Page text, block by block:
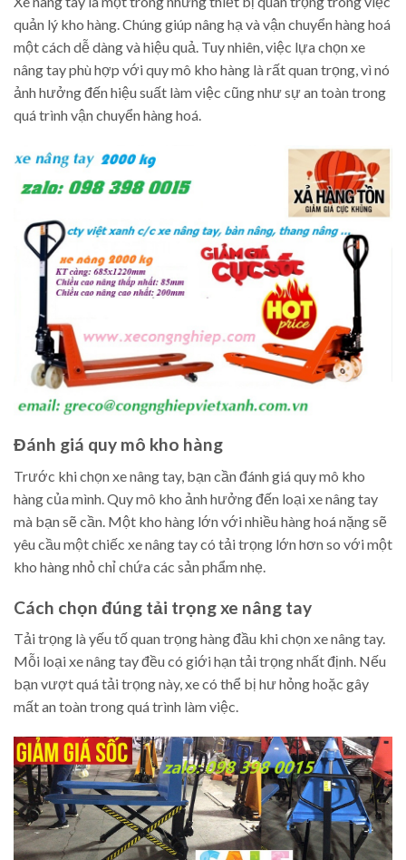
quản lý kho hàng. Chúng giúp nâng hạ và vận chuyển hàng hoá
một cách dễ dàng và hiệu quả. Tuy nhiên, việc lựa chọn xe
nâng tay phù hợp với quy mô kho hàng là rất quan trọng, vì nó
ảnh hưởng đến hiệu suất làm việc cũng như sự an toàn trong
quá trình vận chuyển hàng hoá.
Đánh giá quy mô kho hàng
Trước khi chọn xe nâng tay, bạn cần đánh giá quy mô kho
hàng của mình. Quy mô kho ảnh hưởng đến loại xe nâng tay
mà bạn sẽ cần. Một kho hàng lớn với nhiều hàng hoá nặng sẽ
yêu cầu một chiếc xe nâng tay có tải trọng lớn hơn so với một
kho hàng nhỏ chỉ chứa các sản phẩm nhẹ.
Cách chọn đúng tải trọng xe nâng tay
Tải trọng là yếu tố quan trọng hàng đầu khi chọn xe nâng tay.
Mỗi loại xe nâng tay đều có giới hạn tải trọng nhất định. Nếu
bạn vượt quá tải trọng này, xe có thể bị hư hỏng hoặc gây
mất an toàn trong quá trình làm việc.